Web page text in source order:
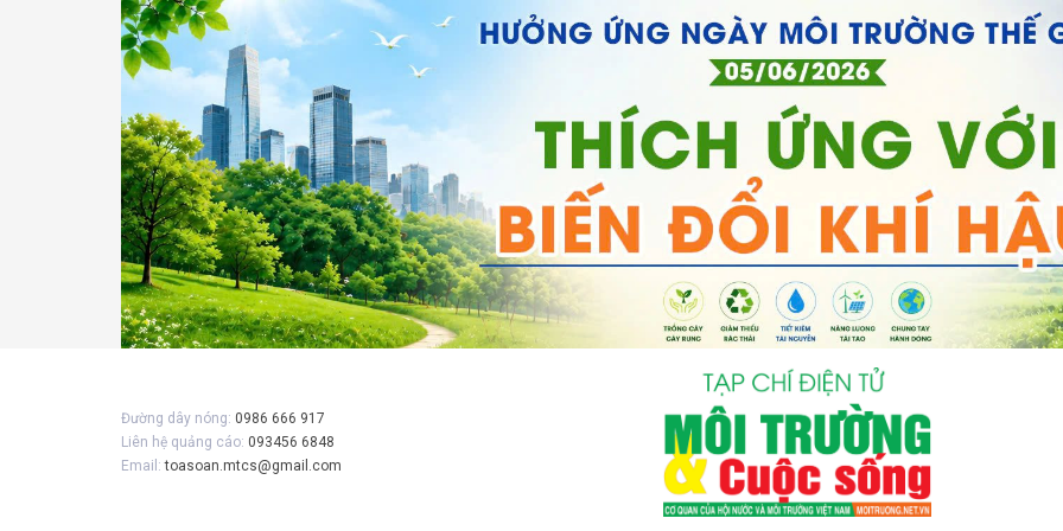
Đường dây nóng: 0986 666 917
Liên hệ quảng cáo: 093456 6848
Email:toasoan.mtcs@gmail.com
Gửi bình luận